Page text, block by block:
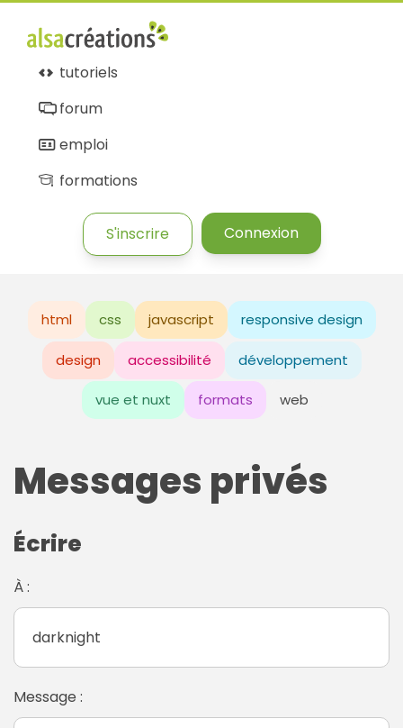
tutoriels
forum
emploi
formations
S'inscrire Connexion
html css javascript responsive design
design accessibilité développement
vue et nuxt formats web
Messages privés
Écrire
À :
Message :